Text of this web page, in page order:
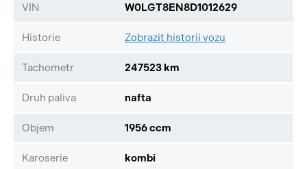
VIN W0LGT8EN8D1012629
Historie Zobrazit historii vozu
Tachometr 247523 km
Druh paliva nafta
Objem 1956 ccm
Karoserie kombi